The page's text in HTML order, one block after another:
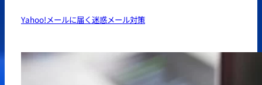
Yahoo!メールに届く迷惑メール対策